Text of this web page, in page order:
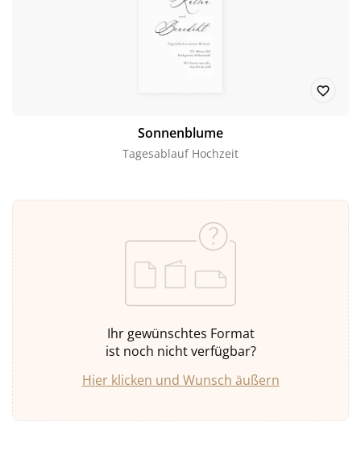
Sonnenblume
Tagesablauf Hochzeit
Ihr gewünschtes Format
ist noch nicht verfügbar?
Hier klicken und Wunsch äußern